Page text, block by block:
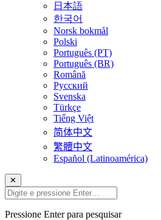
日本語
한국어
Norsk bokmål
Polski
Português (PT)
Português (BR)
Română
Русский
Svenska
Türkçe
Tiếng Việt
简体中文
繁體中文
Español (Latinoamérica)
✕
Pressione Enter para pesquisar